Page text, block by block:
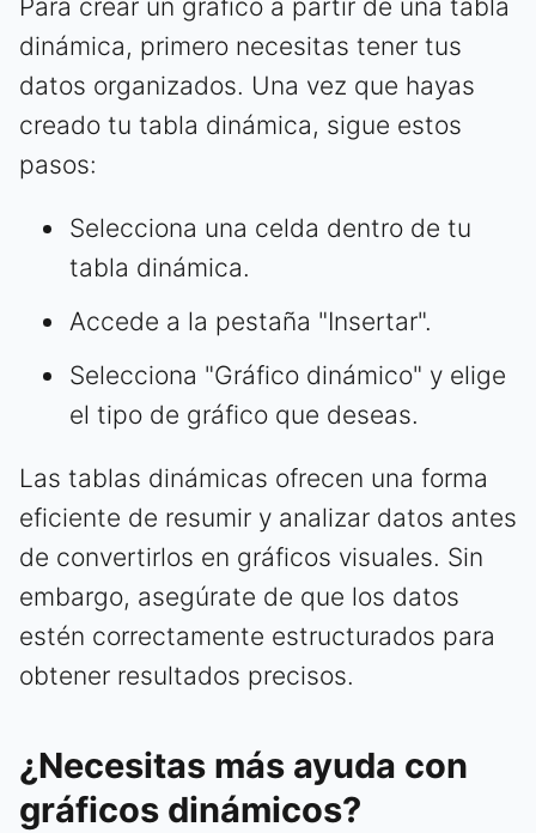
Para crear un gráfico a partir de una tabla
dinámica, primero necesitas tener tus
datos organizados. Una vez que hayas
creado tu tabla dinámica, sigue estos
pasos:
Selecciona una celda dentro de tu
tabla dinámica.
Accede a la pestaña "Insertar".
Selecciona "Gráfico dinámico" y elige
el tipo de gráfico que deseas.
Las tablas dinámicas ofrecen una forma
eficiente de resumir y analizar datos antes
de convertirlos en gráficos visuales. Sin
embargo, asegúrate de que los datos
estén correctamente estructurados para
obtener resultados precisos.
¿Necesitas más ayuda con
gráficos dinámicos?